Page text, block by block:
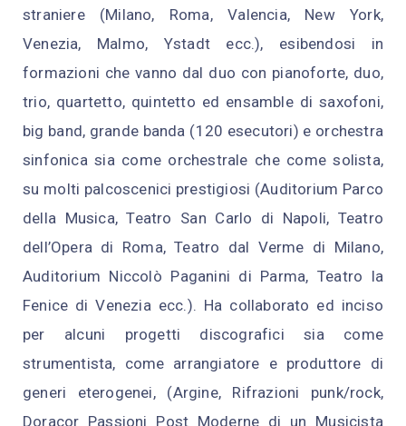
straniere (Milano, Roma, Valencia, New York,
Venezia, Malmo, Ystadt ecc.), esibendosi in
formazioni che vanno dal duo con pianoforte, duo,
trio, quartetto, quintetto ed ensamble di saxofoni,
big band, grande banda (120 esecutori) e orchestra
sinfonica sia come orchestrale che come solista,
su molti palcoscenici prestigiosi (Auditorium Parco
della Musica, Teatro San Carlo di Napoli, Teatro
dell’Opera di Roma, Teatro dal Verme di Milano,
Auditorium Niccolò Paganini di Parma, Teatro la
Fenice di Venezia ecc.). Ha collaborato ed inciso
per alcuni progetti discografici sia come
strumentista, come arrangiatore e produttore di
generi eterogenei, (Argine, Rifrazioni punk/rock,
Doracor Passioni Post Moderne di un Musicista